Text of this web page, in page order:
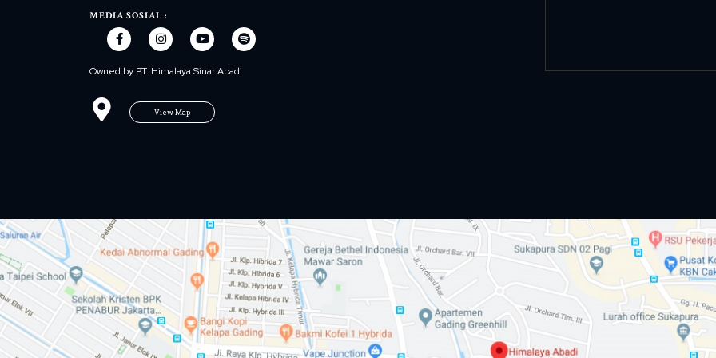
MEDIA SOSIAL :
Owned by PT. Himalaya Sinar Abadi
View Map